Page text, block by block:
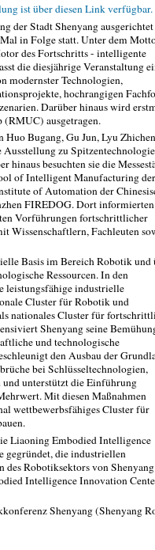
ist über diesen Link verfügbar.
der Stadt Shenyang
in Folge statt. Unter dem
des Fortschritts - intelligente
die diesjährige Veranstaltung
modernster Technologien,
hochrangigen
Darüber hinaus wird
ausgetragen.
Huo Bugang, Gu Jun, Lyu
zu
hinaus besuchten sie die
of Intelligent Manufacturing der
of Automation der
FIREDOG. Dort
Vorführungen fortschrittlicher
Wissenschaftlern, Fachleuten
Basis im Bereich Robotik und
Ressourcen. In den
leistungsfähige industrielle
Cluster für Robotik und
nationales Cluster für
Shenyang seine
und technologische
den Ausbau der
bei Schlüsseltechnologien,
unterstützt die Einführung
Mit diesen Maßnahmen
wettbewerbsfähiges Cluster für
Liaoning Embodied Intelligence
die industriellen
des Robotiksektors von Shenyang
Intelligence Innovation
Shenyang (Shenyang